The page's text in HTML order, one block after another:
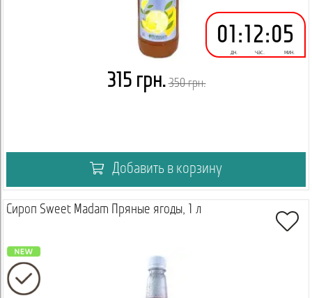
01
дн.
: 12
час.
:05
мин.
315 грн. 350 грн.
Добавить в корзину
Сироп Sweet Madam Пряные ягоды, 1 л